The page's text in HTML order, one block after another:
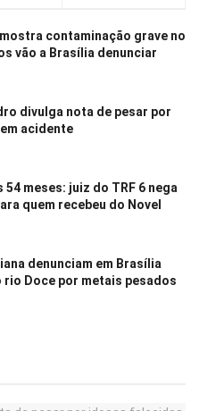
contaminação grave no
vão a Brasília denunciar
divulga nota de pesar por
acidente
54 meses: juiz do TRF 6 nega
quem recebeu do Novel
denunciam em Brasília
Doce por metais pesados